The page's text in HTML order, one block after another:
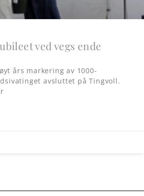
ved vegs ende
års markering av 1000-
avsluttet på Tingvoll.